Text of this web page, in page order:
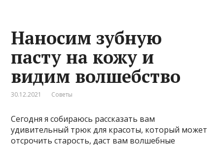
Наносим зубную
пасту на кожу и
видим волшебство
30.12.2021 Советы
Сегодня я собираюсь рассказать вам
удивительный трюк для красоты, который может
отсрочить старость, даст вам волшебные